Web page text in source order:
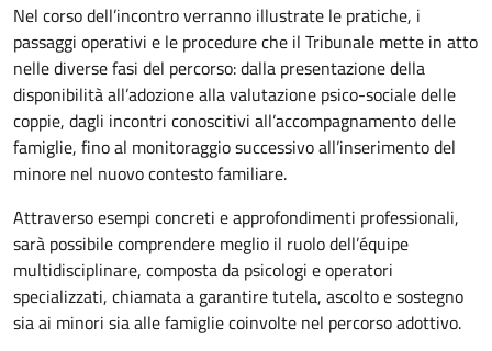
Nel corso dell’incontro verranno illustrate le pratiche, i
passaggi operativi e le procedure che il Tribunale mette in atto
nelle diverse fasi del percorso: dalla presentazione della
disponibilità all’adozione alla valutazione psico-sociale delle
coppie, dagli incontri conoscitivi all’accompagnamento delle
famiglie, fino al monitoraggio successivo all’inserimento del
minore nel nuovo contesto familiare.
Attraverso esempi concreti e approfondimenti professionali,
sarà possibile comprendere meglio il ruolo dell’équipe
multidisciplinare, composta da psicologi e operatori
specializzati, chiamata a garantire tutela, ascolto e sostegno
sia ai minori sia alle famiglie coinvolte nel percorso adottivo.